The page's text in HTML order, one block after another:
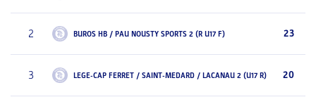
2 BUROS HB / PAU NOUSTY SPORTS 2 (R U17 F) 23
3 LEGE-CAP FERRET / SAINT-MEDARD / LACANAU 2 (U17 R) 20